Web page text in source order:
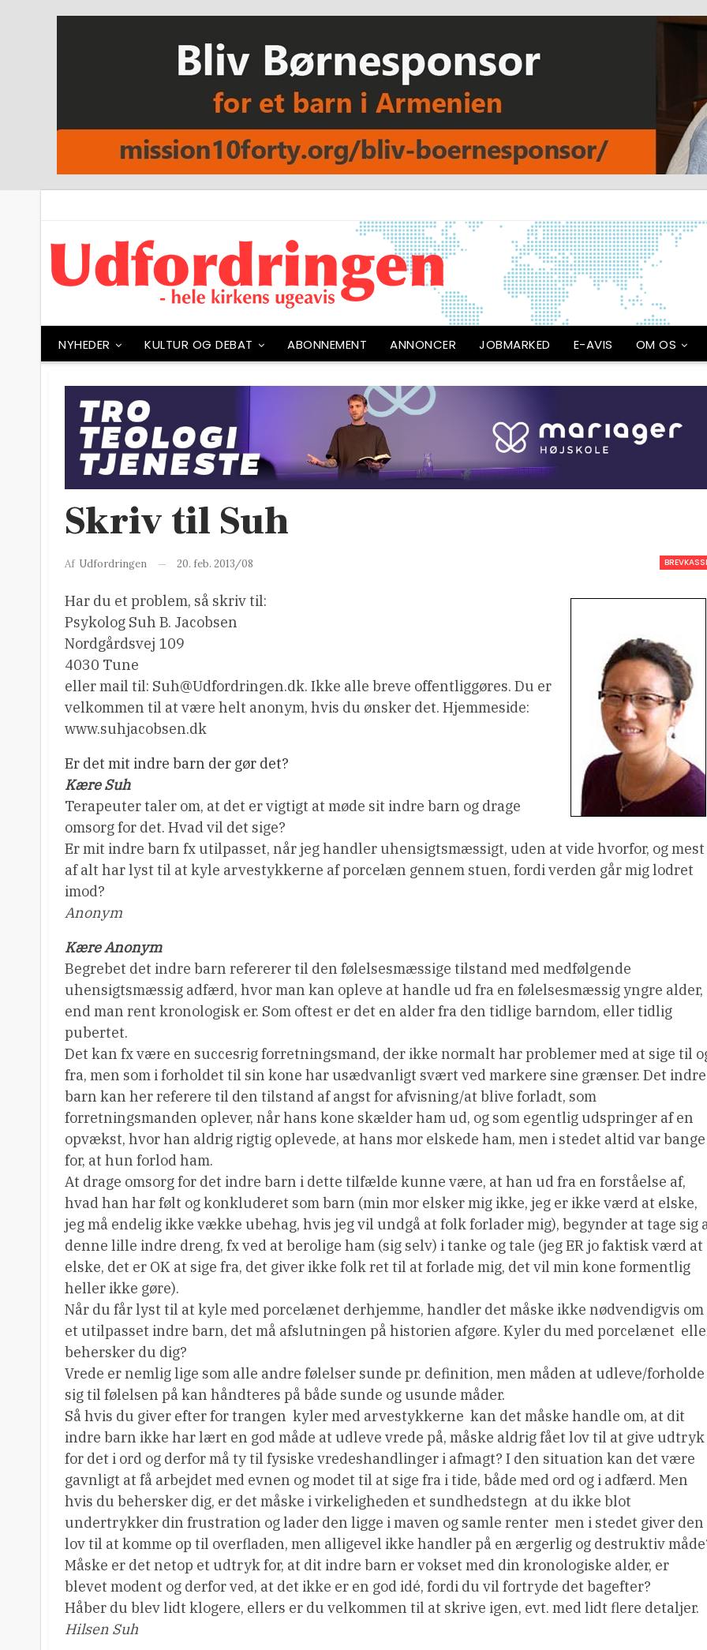
NYHEDER KULTUR OG DEBAT ABONNEMENT ANNONCER JOBMARKED E-AVIS OM OS
Skriv til Suh
Af Udfordringen 20. feb. 2013/08
Har du et problem, så skriv til:
Psykolog Suh B. Jacobsen
Nordgårdsvej 109
4030 Tune
eller mail til: Suh@Udfordringen.dk. Ikke alle breve offentliggøres. Du er
velkommen til at være helt anonym, hvis du ønsker det. Hjemmeside:
www.suhjacobsen.dk
Er det mit indre barn der gør det?
Kære Suh
Terapeuter taler om, at det er vigtigt at møde sit indre barn og drage
omsorg for det. Hvad vil det sige?
Er mit indre barn fx utilpasset, når jeg handler uhensigtsmæssigt, uden at vide hvorfor, og mest
af alt har lyst til at kyle arvestykkerne af porcelæn gennem stuen, fordi verden går mig lodret
imod?
Anonym
Kære Anonym
Begrebet det indre barn refererer til den følelsesmæssige tilstand med medfølgende
uhensigtsmæssig adfærd, hvor man kan opleve at handle ud fra en følelsesmæssig yngre alder,
end man rent kronologisk er. Som oftest er det en alder fra den tidlige barndom, eller tidlig
pubertet.
Det kan fx være en succesrig forretningsmand, der ikke normalt har problemer med at sige til
fra, men som i forholdet til sin kone har usædvanligt svært ved markere sine grænser. Det indre
barn kan her referere til den tilstand af angst for afvisning/at blive forladt, som
forretningsmanden oplever, når hans kone skælder ham ud, og som egentlig udspringer af en
opvækst, hvor han aldrig rigtig oplevede, at hans mor elskede ham, men i stedet altid var bange
for, at hun forlod ham.
At drage omsorg for det indre barn i dette tilfælde kunne være, at han ud fra en forståelse af,
hvad han har følt og konkluderet som barn (min mor elsker mig ikke, jeg er ikke værd at elske,
jeg må endelig ikke vække ubehag, hvis jeg vil undgå at folk forlader mig), begynder at tage sig
denne lille indre dreng, fx ved at berolige ham (sig selv) i tanke og tale (jeg ER jo faktisk værd at
elske, det er OK at sige fra, det giver ikke folk ret til at forlade mig, det vil min kone formentlig
heller ikke gøre).
Når du får lyst til at kyle med porcelænet derhjemme, handler det måske ikke nødvendigvis om
et utilpasset indre barn, det må afslutningen på historien afgøre. Kyler du med porcelænet 
behersker du dig?
Vrede er nemlig lige som alle andre følelser sunde pr. definition, men måden at udleve/forholde
sig til følelsen på kan håndteres på både sunde og usunde måder.
Så hvis du giver efter for trangen  kyler med arvestykkerne  kan det måske handle om, at dit
indre barn ikke har lært en god måde at udleve vrede på, måske aldrig fået lov til at give udtryk
for det i ord og derfor må ty til fysiske vredeshandlinger i afmagt? I den situation kan det være
gavnligt at få arbejdet med evnen og modet til at sige fra i tide, både med ord og i adfærd. Men
hvis du behersker dig, er det måske i virkeligheden et sundhedstegn  at du ikke blot
undertrykker din frustration og lader den ligge i maven og samle renter  men i stedet giver den
lov til at komme op til overfladen, men alligevel ikke handler på en ærgerlig og destruktiv
Måske er det netop et udtryk for, at dit indre barn er vokset med din kronologiske alder, er
blevet modent og derfor ved, at det ikke er en god idé, fordi du vil fortryde det bagefter?
Håber du blev lidt klogere, ellers er du velkommen til at skrive igen, evt. med lidt flere detaljer.
Hilsen Suh